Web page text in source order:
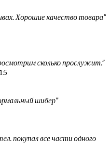
Хорошие качество товара”
сколько прослужит.”
шибер”
покупал все части одного